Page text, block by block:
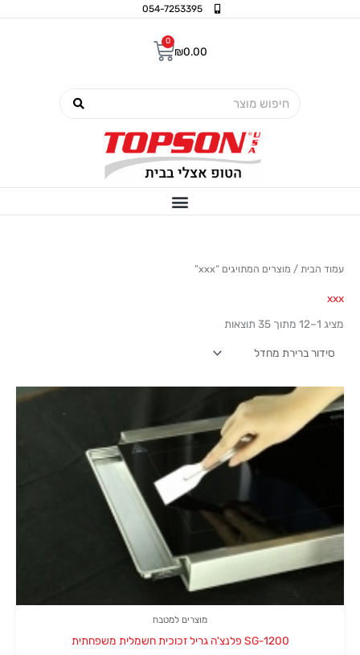
054-7253395
₪0.00
0
עגלת
עמוד הבית / מוצרים המתויגים “xxx”
xxx
מציג 1–12 מתוך 35 תוצאות
מוצרים למטבח
SG-1200 פלנצ'ה גריל זכוכית חשמלית משפחתית